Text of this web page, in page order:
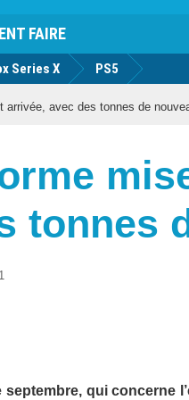
FAIRE
Series X PS5
arrivée, avec des tonnes de
tonnes
qui concerne